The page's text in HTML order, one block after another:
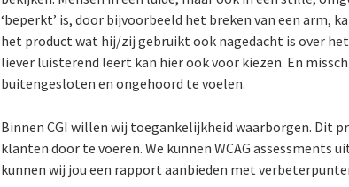
‘beperkt’ is, door bijvoorbeeld het breken van een arm,
het product wat hij/zij gebruikt ook nagedacht is over
liever luisterend leert kan hier ook voor kiezen. En
buitengesloten en ongehoord te voelen.
Binnen CGI willen wij toegankelijkheid waarborgen. Dit
klanten door te voeren. We kunnen WCAG
kunnen wij jou een rapport aanbieden met